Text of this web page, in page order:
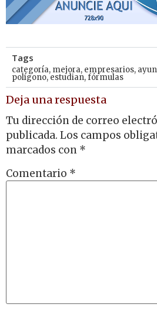
Tags
categoría, mejora, empresarios,
polígono,estudian,fórmulas
Deja una respuesta
Tu dirección de correo
publicada. Los campos
marcados con *
Comentario *